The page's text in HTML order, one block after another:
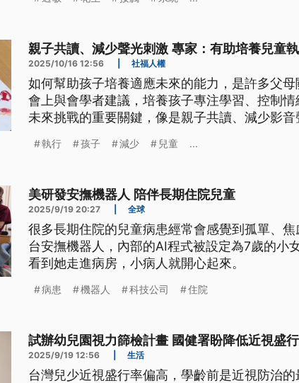
親子共讀、減少聲光刺激 專家：有助培養兒童
2025/10/16 12:56 社福人權
如何幫助孩子培養適應未來的能力，是許多父
會上與會學者建議，培養孩子專注學習、控制
未來挑戰的重要關鍵，像是親子共讀、減少影音
執行 孩子 減少 兒童 ...
美研發安撫機器人 陪伴長期住院兒童
2025/9/19 20:27 全球
很多長期住院的兒童病患經常會感覺到孤單、
台安撫機器人，內部的AI程式被設定為7歲的小
看到她走進病房，小病人就開心起來。
病患 機器人 科技公司 住院
試辦幼兒園視力篩檢計畫 國健署盼降低近視盛
2025/9/19 12:56 生活
台灣兒少近視盛行率偏高，學齡前是近視防治